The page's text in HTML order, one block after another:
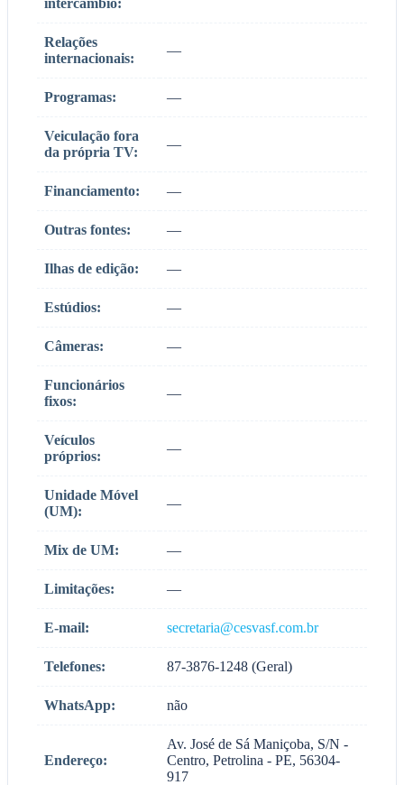
Relações
internacionais:
—
Programas: —
Veiculação fora
da própria TV:
—
Financiamento: —
Outras fontes: —
Ilhas de edição: —
Estúdios: —
Câmeras: —
Funcionários
fixos:
—
Veículos
próprios:
—
Unidade Móvel
(UM):
—
Mix de UM: —
Limitações: —
E-mail: secretaria@cesvasf.com.br
Telefones: 87-3876-1248 (Geral)
WhatsApp: não
Endereço:
Av. José de Sá Maniçoba, S/N -
Centro, Petrolina - PE, 56304-
917